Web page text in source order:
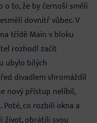
o to, že by černoši směli
dovnitř vůbec. V
třídě Main v bloku
rozhodl začít
ubylo bílých
divadlem shromáždil
nový přístup nelíbil,
co rozbili okna a
život, obrátili svou